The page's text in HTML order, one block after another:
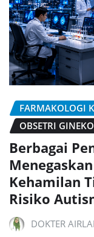
FARMAKOLOGI
OBSETRI
Berbagai
Kehamilan
Risiko
DOKTER